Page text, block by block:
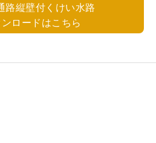
路縦壁付くけい水路
ロードはこちら